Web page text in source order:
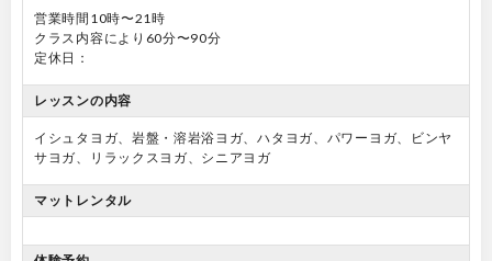
営業時間10時〜21時
クラス内容により60分〜90分
定休日：
レッスンの内容
イシュタヨガ、岩盤・溶岩浴ヨガ、ハタヨガ、パワーヨガ、ビンヤ
サヨガ、リラックスヨガ、シニアヨガ
マットレンタル